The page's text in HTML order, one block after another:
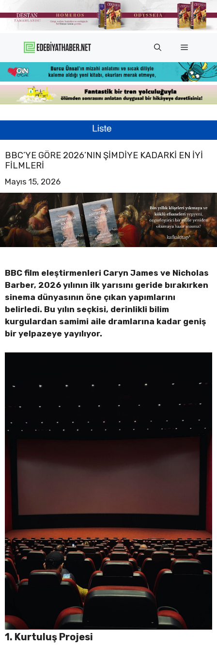
atla
Menü
BBC’YE GÖRE 2026’NIN ŞIMDIYE KADARKI EN IYI
FILMLERI
Mayıs 15, 2026
BBC film eleştirmenleri Caryn James ve Nicholas
Barber, 2026 yılının ilk yarısını geride bırakırken
sinema dünyasının öne çıkan yapımlarını
belirledi. Bu yılın seçkisi, derinlikli bilim
kurgulardan samimi aile dramlarına kadar geniş
bir yelpazeye yayılıyor.
1. Kurtuluş Projesi